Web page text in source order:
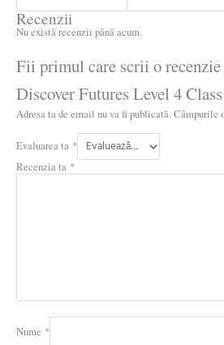
Recenzii
Nu există recenzii până acum.
Fii primul care scrii o
Discover Futures Level 4
Adresa ta de email nu va fi publicată. Câmpurile
Evaluarea ta *
Recenzia ta *
Nume *